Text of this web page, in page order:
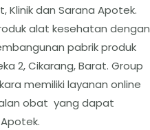
Klinik dan Sarana Apotek.
alat kesehatan dengan
pabrik produk
2, Cikarang, Barat. Group
memiliki layanan online
obat yang dapat